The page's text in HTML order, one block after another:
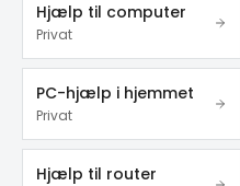
Hjælp til computer
Privat
PC-hjælp i hjemmet
Privat
Hjælp til router